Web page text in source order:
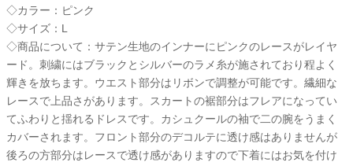
◇カラー：ピンク
◇サイズ：L
◇商品について：サテン生地のインナーにピンクのレースがレイヤ
ード。刺繍にはブラックとシルバーのラメ糸が施されており程よく
輝きを放ちます。ウエスト部分はリボンで調整が可能です。繊細な
レースで上品さがあります。スカートの裾部分はフレアになってい
てふわりと揺れるドレスです。カシュクールの袖で二の腕をうまく
カバーされます。フロント部分のデコルテに透け感はありませんが
後ろの方部分はレースで透け感がありますので下着にはお気を付け